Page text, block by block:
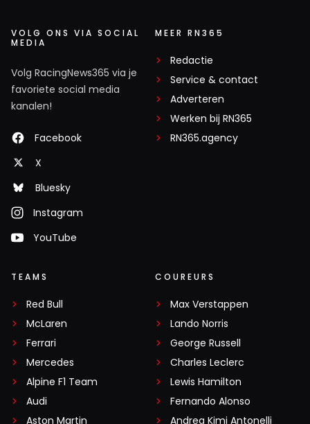
VOLG ONS VIA SOCIAL
MEDIA
Volg RacingNews365 via je
favoriete social media
kanalen!
Facebook
X
Bluesky
Instagram
YouTube
MEER RN365
Redactie
Service & contact
Adverteren
Werken bij RN365
RN365.agency
TEAMS
Red Bull
McLaren
Ferrari
Mercedes
Alpine F1 Team
Audi
Aston Martin
COUREURS
Max Verstappen
Lando Norris
George Russell
Charles Leclerc
Lewis Hamilton
Fernando Alonso
Andrea Kimi Antonelli